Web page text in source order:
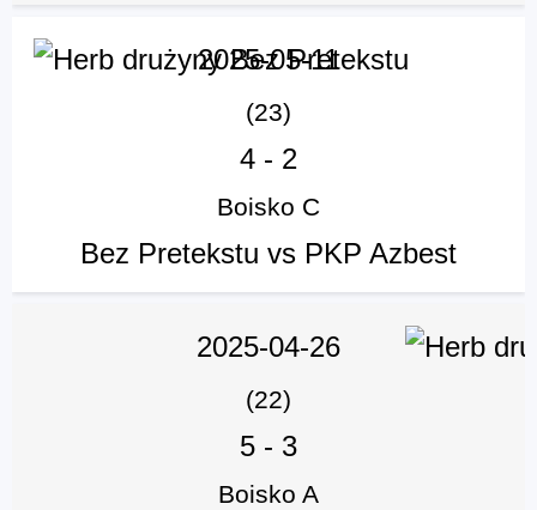
2025-05-11
(23)
4 - 2
Boisko C
Bez Pretekstu vs PKP Azbest
2025-04-26
(22)
5 - 3
Boisko A